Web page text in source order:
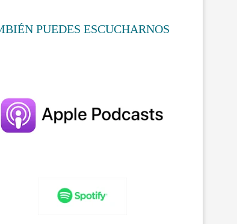
PUEDES ESCUCHARNOS